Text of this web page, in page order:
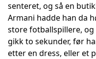
senteret, og så en
Armani hadde han da
store fotballspillere,
gikk to sekunder, før
etter en dress, eller et